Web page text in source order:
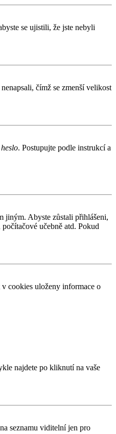
se ujistili, že jste nebyli
čímž se zmenší velikost
. Postupujte podle instrukcí a
jiným. Abyste zůstali přihlášeni,
učebně atd. Pokud
cookies uloženy informace o
najdete po kliknutí na vaše
seznamu viditelní jen pro